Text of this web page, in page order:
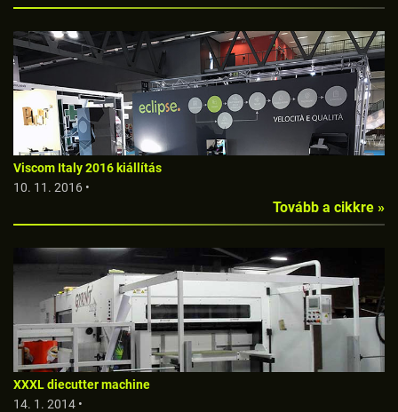
Viscom Italy 2016 kiállítás
10. 11. 2016 •
Tovább a cikkre »
XXXL diecutter machine
14. 1. 2014 •